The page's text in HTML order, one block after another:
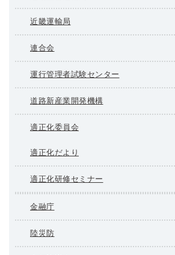
近畿運輸局
連合会
運行管理者試験センター
道路新産業開発機構
適正化委員会
適正化だより
適正化研修セミナー
金融庁
陸災防